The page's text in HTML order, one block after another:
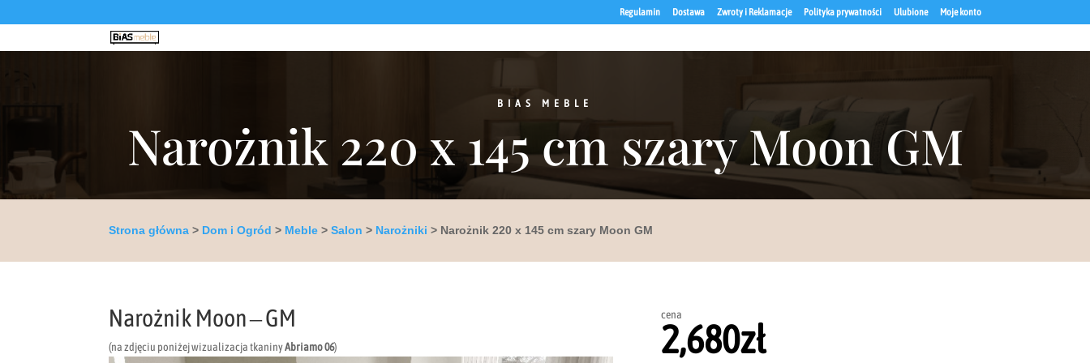
Regulamin Dostawa Zwroty i Reklamacje Polityka prywatności Ulubione Moje konto
BIAS MEBLE
Narożnik 220 x 145 cm szary Moon GM
Strona główna > Dom i Ogród > Meble >Salon > Narożniki > Narożnik 220 x 145 cm szary Moon GM
Narożnik Moon – GM
(na zdjęciu poniżej wizualizacja tkaninyAbriamo 06)
cena
2,680zł